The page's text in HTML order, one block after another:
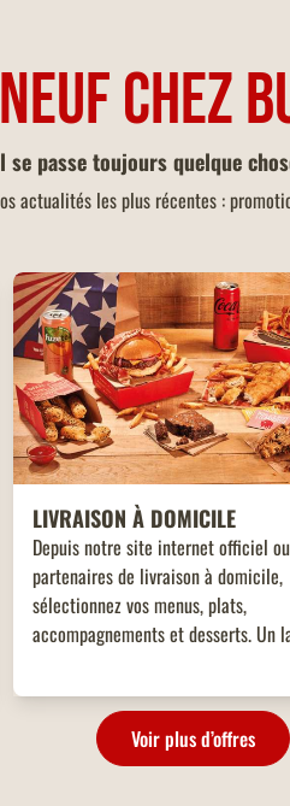
CHEZ
se passe toujours quelque
actualités les plus récentes :
LIVRAISON À DOMICILE
Depuis notre site internet officiel
partenaires de livraison à domicile,
sélectionnez vos menus, plats,
accompagnements et desserts. Un
les envies !
Voir plus d’offres